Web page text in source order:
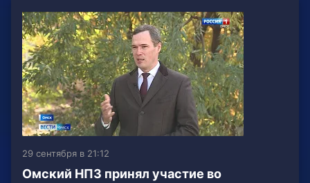
29 сентября в 21:12
Омский НПЗ принял участие во